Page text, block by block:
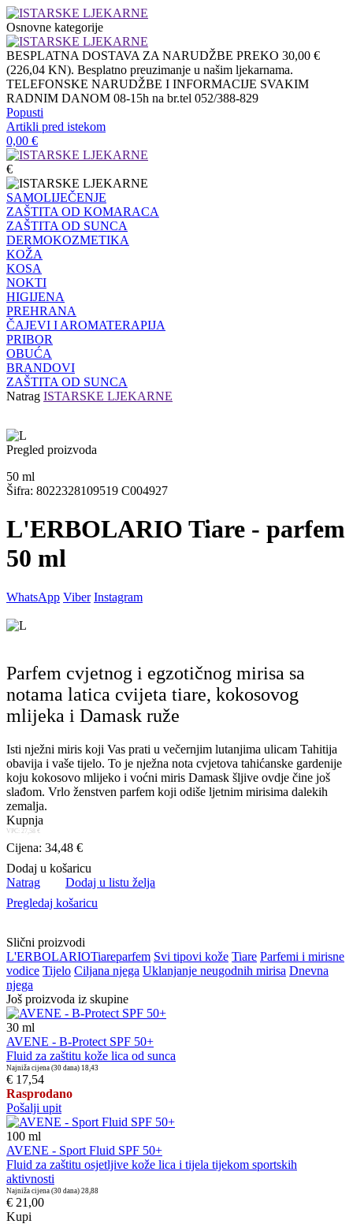
Osnovne kategorije
BESPLATNA DOSTAVA ZA NARUDŽBE PREKO 30,00 €
(226,04 KN). Besplatno preuzimanje u našim ljekarnama.
TELEFONSKE NARUDŽBE I INFORMACIJE SVAKIM
RADNIM DANOM 08-15h na br.tel 052/388-829
Popusti
Artikli pred istekom
0,00 €
€
SAMOLIJEČENJE
ZAŠTITA OD KOMARACA
ZAŠTITA OD SUNCA
DERMOKOZMETIKA
KOŽA
KOSA
NOKTI
HIGIJENA
PREHRANA
ČAJEVI I AROMATERAPIJA
PRIBOR
OBUĆA
BRANDOVI
ZAŠTITA OD SUNCA
Natrag ISTARSKE LJEKARNE
Pregled proizvoda
50 ml
Šifra: 8022328109519 C004927
L'ERBOLARIO Tiare - parfem
50 ml
WhatsApp Viber Instagram
Parfem cvjetnog i egzotičnog mirisa sa
notama latica cvijeta tiare, kokosovog
mlijeka i Damask ruže
Isti nježni miris koji Vas prati u večernjim lutanjima ulicam Tahitija
obavija i vaše tijelo. To je nježna nota cvjetova tahićanske gardenije
koju kokosovo mlijeko i voćni miris Damask šljive ovdje čine još
slađom. Vrlo ženstven parfem koji odiše ljetnim mirisima dalekih
zemalja.
Kupnja
VPC: 27,58 €
Cijena: 34,48 €
Dodaj u košaricu
Natrag
Dodaj u listu želja
Pregledaj košaricu
Slični proizvodi
L'ERBOLARIOTiareparfem Svi tipovi kože Tiare Parfemi i mirisne
vodice Tijelo Ciljana njega Uklanjanje neugodnih mirisa Dnevna
njega
Još proizvoda iz skupine
30 ml
AVENE - B-Protect SPF 50+
Fluid za zaštitu kože lica od sunca
Najniža cijena (30 dana) 18,43
€ 17,54
Rasprodano
Pošalji upit
100 ml
AVENE - Sport Fluid SPF 50+
Fluid za zaštitu osjetljive kože lica i tijela tijekom sportskih
aktivnosti
Najniža cijena (30 dana) 28,88
€ 21,00
Kupi